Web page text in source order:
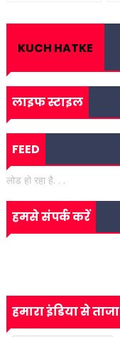
KUCH HATKE
लाइफ स्टाइल
FEED
लोड हो रहा है. . .
हमसे संपर्क करें
हमारा इंडिया से